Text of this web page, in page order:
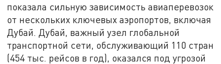
показала сильную зависимость авиаперевозок
от нескольких ключевых аэропортов, включая
Дубай. Дубай, важный узел глобальной
транспортной сети, обслуживающий 110 стран
(454 тыс. рейсов в год), оказался под угрозой